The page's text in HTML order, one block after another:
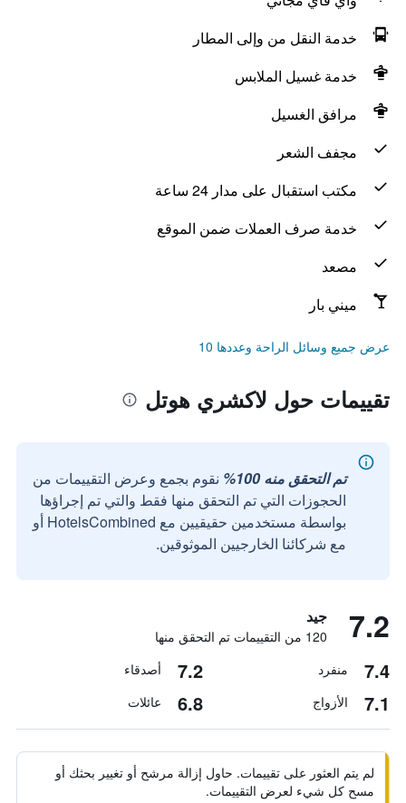
خدمة النقل من وإلى المطار
خدمة غسيل الملابس
مرافق الغسيل
مجفف الشعر
مكتب استقبال على مدار 24 ساعة
خدمة صرف العملات ضمن الموقع
مصعد
ميني بار
عرض جميع وسائل الراحة وعددها 10
تقييمات حول لاكشري هوتل
تم التحقق منه 100%
نقوم بجمع وعرض التقييمات من
الحجوزات التي تم التحقق منها فقط والتي تم إجراؤها
بواسطة مستخدمين حقيقيين مع HotelsCombined أو
مع شركائنا الخارجيين الموثوقين.
7.2 جيد
120 من التقييمات تم التحقق منها
7.4 منفرد 7.2 أصدقاء
7.1 الأزواج 6.8 عائلات
لم يتم العثور على تقييمات. حاول إزالة مرشح أو تغيير بحثك أو
مسح كل شيء لعرض التقييمات.